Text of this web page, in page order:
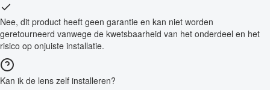
Nee, dit product heeft geen garantie en kan niet worden
geretourneerd vanwege de kwetsbaarheid van het onderdeel en het
risico op onjuiste installatie.
Kan ik de lens zelf installeren?